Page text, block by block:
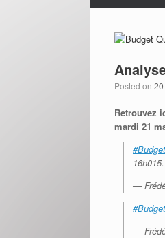
Posted on
Retrouvez
mardi 21
16h015.
—
—